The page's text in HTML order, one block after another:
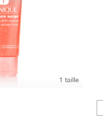
1 taille